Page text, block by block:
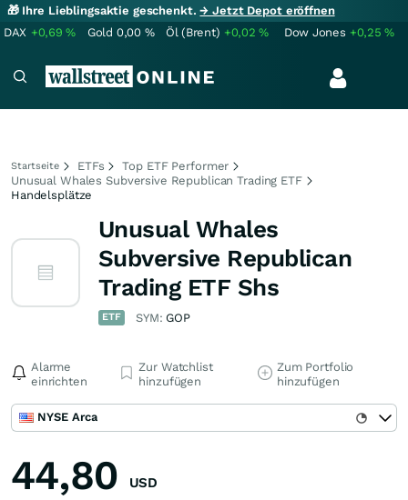
🎁 Ihre Lieblingsaktie geschenkt.→ Jetzt Depot eröffnen
DAX +0,69% Gold 0,00 % Öl (Brent) +0,02% Dow Jones +0,25%
Startseite ETFs
Top ETF Performer
Unusual Whales Subversive Republican Trading ETF
Handelsplätze
Unusual Whales
Subversive Republican
Trading ETF Shs
ETF SYM: GOP
Alarme
einrichten
Zur Watchlist
hinzufügen
Zum Portfolio
hinzufügen
NYSE Arca
44,80 USD